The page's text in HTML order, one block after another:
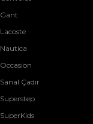
Gant
Lacoste
Nautica
Occasion
Sanal Çadır
Superstep
SuperKids